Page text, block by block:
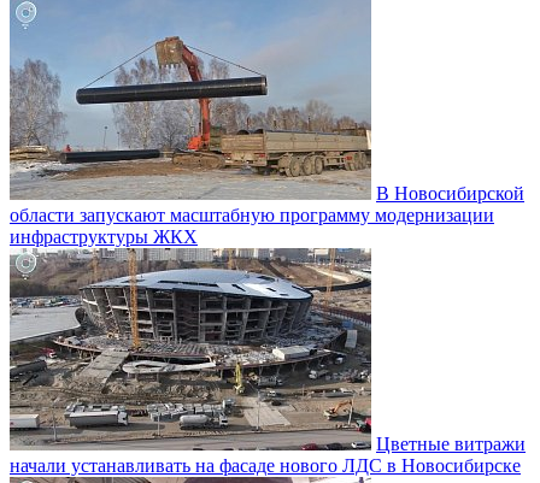
В Новосибирской
области запускают масштабную программу модернизации
инфраструктуры ЖКХ
Цветные витражи
начали устанавливать на фасаде нового ЛДС в Новосибирске